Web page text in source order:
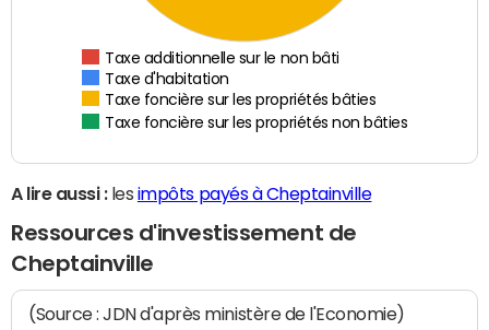
Taxe additionnelle sur le non bâti
Taxe d'habitation
Taxe foncière sur les propriétés bâties
Taxe foncière sur les propriétés non bâties
A lire aussi :les impôts payés à Cheptainville
Ressources d'investissement de
Cheptainville
(Source : JDN d'après ministère de l'Economie)